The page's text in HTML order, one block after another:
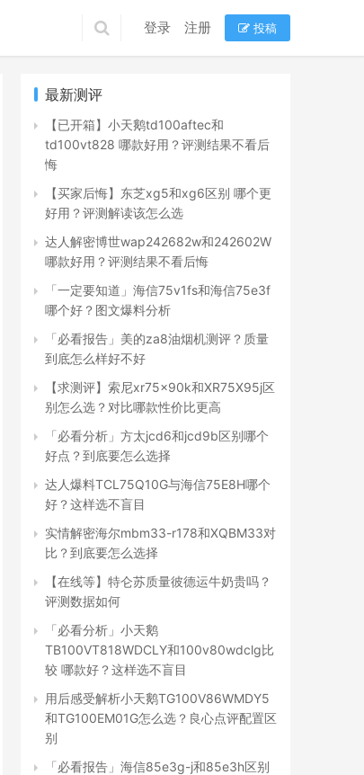
登录 注册 投稿
最新测评
【已开箱】小天鹅td100aftec和
td100vt828 哪款好用？评测结果不看后
悔
【买家后悔】东芝xg5和xg6区别 哪个更
好用？评测解读该怎么选
达人解密博世wap242682w和242602W
哪款好用？评测结果不看后悔
「一定要知道」海信75v1fs和海信75e3f
哪个好？图文爆料分析
「必看报告」美的za8油烟机测评？质量
到底怎么样好不好
【求测评】索尼xr75x90k和XR75X95j区
别怎么选？对比哪款性价比更高
「必看分析」方太jcd6和jcd9b区别哪个
好点？到底要怎么选择
达人爆料TCL75Q10G与海信75E8H哪个
好？这样选不盲目
实情解密海尔mbm33-r178和XQBM33对
比？到底要怎么选择
【在线等】特仑苏质量彼德运牛奶贵吗？
评测数据如何
「必看分析」小天鹅
TB100VT818WDCLY和100v80wdclg比
较 哪款好？这样选不盲目
用后感受解析小天鹅TG100V86WMDY5
和TG100EM01G怎么选？良心点评配置区
别
「必看报告」海信85e3g-j和85e3h区别